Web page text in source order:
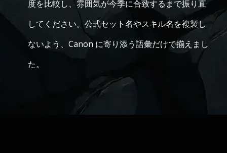
度を比較し、雰囲気が今季に合致するまで振り直
してください。公式セット名やスキル名を複製し
ないよう、Canon に寄り添う語彙だけで揃えまし
た。